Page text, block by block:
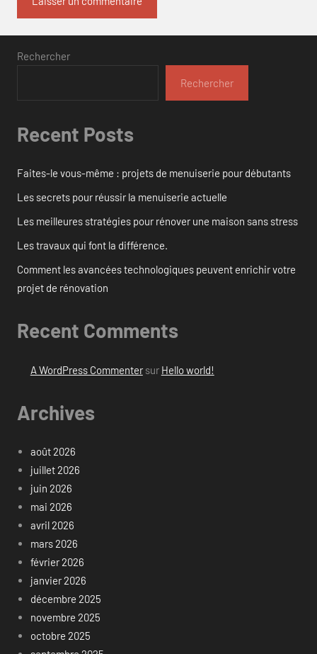
Rechercher
Rechercher
Recent Posts
Faites-le vous-même : projets de menuiserie pour débutants
Les secrets pour réussir la menuiserie actuelle
Les meilleures stratégies pour rénover une maison sans stress
Les travaux qui font la différence.
Comment les avancées technologiques peuvent enrichir votre
projet de rénovation
Recent Comments
A WordPress Commentersur Hello world!
Archives
août 2026
juillet 2026
juin 2026
mai 2026
avril 2026
mars 2026
février 2026
janvier 2026
décembre 2025
novembre 2025
octobre 2025